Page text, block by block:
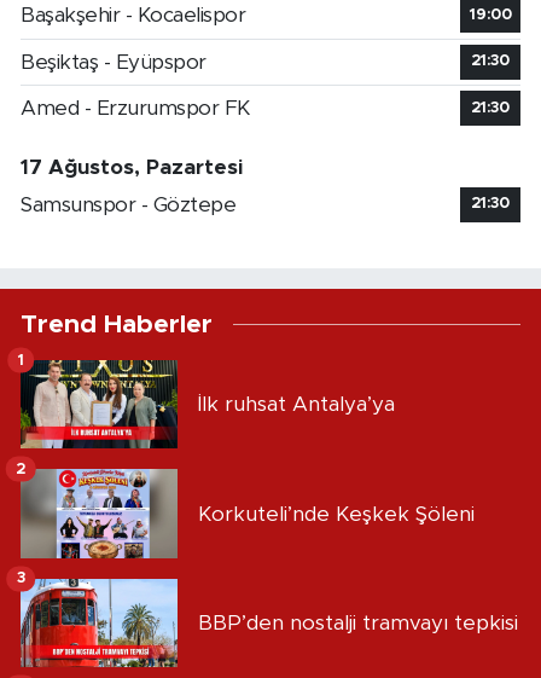
Başakşehir - Kocaelispor
19:00
Beşiktaş - Eyüpspor 21:30
Amed - Erzurumspor FK 21:30
17 Ağustos, Pazartesi
Samsunspor - Göztepe
21:30
Trend Haberler
İlk ruhsat Antalya’ya
1
Korkuteli’nde Keşkek Şöleni
2
BBP’den nostalji tramvayı tepkisi
3